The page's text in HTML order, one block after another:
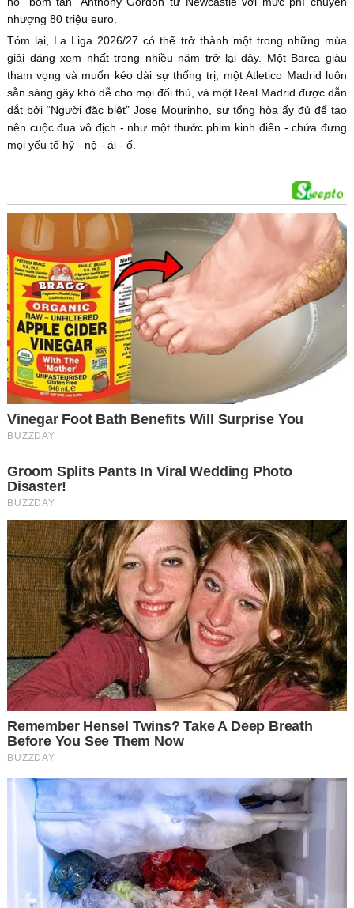
nhượng 80 triệu euro.
Tóm lại, La Liga 2026/27 có thể trở thành một trong những mùa
giải đáng xem nhất trong nhiều năm trở lại đây. Một Barca giàu
tham vọng và muốn kéo dài sự thống trị, một Atletico Madrid luôn
sẵn sàng gây khó dễ cho mọi đối thủ, và một Real Madrid được dẫn
dắt bởi “Người đặc biệt” Jose Mourinho, sự tổng hòa ấy đủ để tạo
nên cuộc đua vô địch - như một thước phim kinh điển - chứa đựng
mọi yếu tố hỷ - nộ - ái - ố.